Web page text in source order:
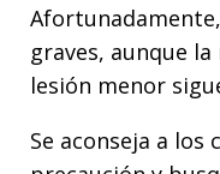
graves, aunque
lesión menor
Se aconseja a